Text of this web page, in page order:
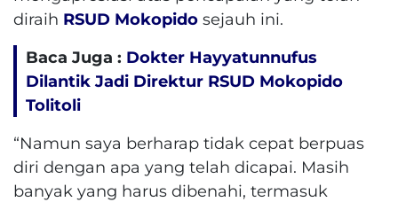
diraih RSUD Mokopido sejauh ini.
Baca Juga : Dokter Hayyatunnufus
Dilantik Jadi Direktur RSUD Mokopido
Tolitoli
“Namun saya berharap tidak cepat berpuas
diri dengan apa yang telah dicapai. Masih
banyak yang harus dibenahi, termasuk